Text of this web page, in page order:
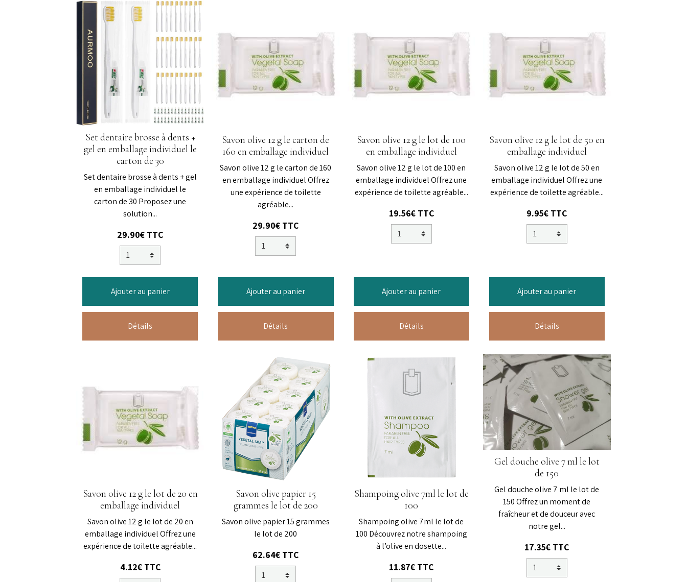
Set dentaire brosse à dents +
gel en emballage individuel le
carton de 30
Set dentaire brosse à dents + gel
en emballage individuel le
carton de 30 Proposez une
solution...
29.90€ TTC
Ajouter au panier
Détails
Savon olive 12 g le carton de
160 en emballage individuel
Savon olive 12 g le carton de 160
en emballage individuel Offrez
une expérience de toilette
agréable...
29.90€ TTC
Ajouter au panier
Détails
Savon olive 12 g le lot de 100
en emballage individuel
Savon olive 12 g le lot de 100 en
emballage individuel Offrez une
expérience de toilette agréable...
19.56€ TTC
Ajouter au panier
Détails
Savon olive 12 g le lot de 50 en
emballage individuel
Savon olive 12 g le lot de 50 en
emballage individuel Offrez une
expérience de toilette agréable...
9.95€ TTC
Ajouter au panier
Détails
Savon olive 12 g le lot de 20 en
emballage individuel
Savon olive 12 g le lot de 20 en
emballage individuel Offrez une
expérience de toilette agréable...
4.12€ TTC
Savon olive papier 15
grammes le lot de 200
Savon olive papier 15 grammes
le lot de 200
62.64€ TTC
Shampoing olive 7ml le lot de
100
Shampoing olive 7ml le lot de
100 Découvrez notre shampoing
à l’olive en dosette...
11.87€ TTC
Gel douche olive 7 ml le lot
de 150
Gel douche olive 7 ml le lot de
150 Offrez un moment de
fraîcheur et de douceur avec
notre gel...
17.35€ TTC